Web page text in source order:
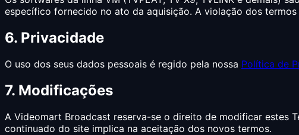
específico fornecido no ato da aquisição. A violação dos
6. Privacidade
O uso dos seus dados pessoais é regido pela nossa Política de
7. Modificações
A Videomart Broadcast reserva-se o direito de modificar estes
continuado do site implica na aceitação dos novos termos.